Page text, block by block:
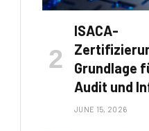
ISACA-
Grundlage
Audit und
JUNE 15, 2026